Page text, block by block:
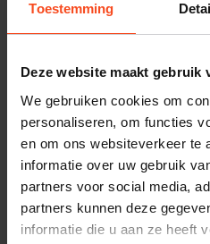
Toestemming
Deze website maakt gebruik
We gebruiken cookies om
personaliseren, om functies
en om ons websiteverkeer te
informatie over uw gebruik
partners voor social media,
partners kunnen deze
informatie die u aan ze heeft
Op voorraad